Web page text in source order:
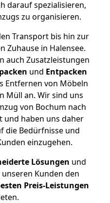
darauf spezialisieren,
zu organisieren.
Transport bis hin zur
Zuhause in Halensee.
auch Zusatzleistungen
und Entpacken
Entfernen von Möbeln
Müll an. Wir sind uns
von Bochum nach
und haben uns daher
die Bedürfnisse und
einzugehen.
Lösungen und
Kunden den
Preis-Leistungen